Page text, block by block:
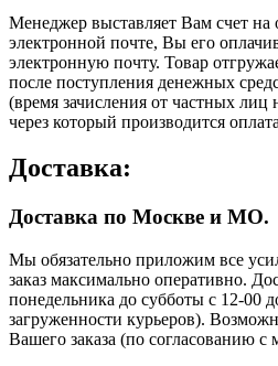
Менеджер выставляет Вам счет на
электронной почте, Вы его
электронную почту. Товар
после поступления денежных
(время зачисления от частных лиц
через который производится
Доставка:
Доставка по Москве и МО.
Мы обязательно приложим все
заказ максимально оперативно.
понедельника до субботы с 12-00
загруженности курьеров).
Вашего заказа (по согласованию с